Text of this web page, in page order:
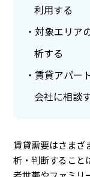
利用する
対象エリア
析する
賃貸アパー
会社に相談
賃貸需要はさまざ
析・判断すること